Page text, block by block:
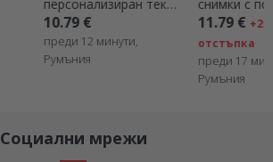
персонализиран текст
- Rapidist за цял
живот
10.79 €
преди 12 минути,
Румъния
снимки с
модел за
11.79 €
отстъпка
преди 17
Румъния
Социални мрежи